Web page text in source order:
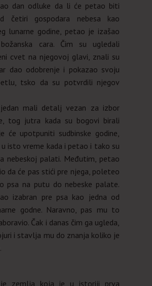
dan odluke da li će petao biti
četiri gospodara nebesa kao
lunarne godine, petao je izašao
cara. Čim su ugledali
cvet na njegovoj glavi, znali su
dao odobrenje i pokazao svoju
tsko da su potvrdili njegov
mali detalj vezan za izbor
tog jutra kada su bogovi birali
će upotpuniti sudbinske godine,
isto vreme kada i petao i tako su
nebeskoj palati. Međutim, petao
da će pas stići pre njega, poleteo
psa na putu do nebeske palate.
izabran pre psa kao jedna od
godne. Naravno, pas mu to
Čak i danas čim ga ugleda,
i stavlja mu do znanja koliko je
je zemlja koja je u istoriji prva